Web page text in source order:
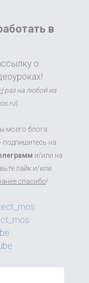
в
о
раз на любой из
)
моего блога
подпишитесь на
и/или на
лайк и/или
спасибо!